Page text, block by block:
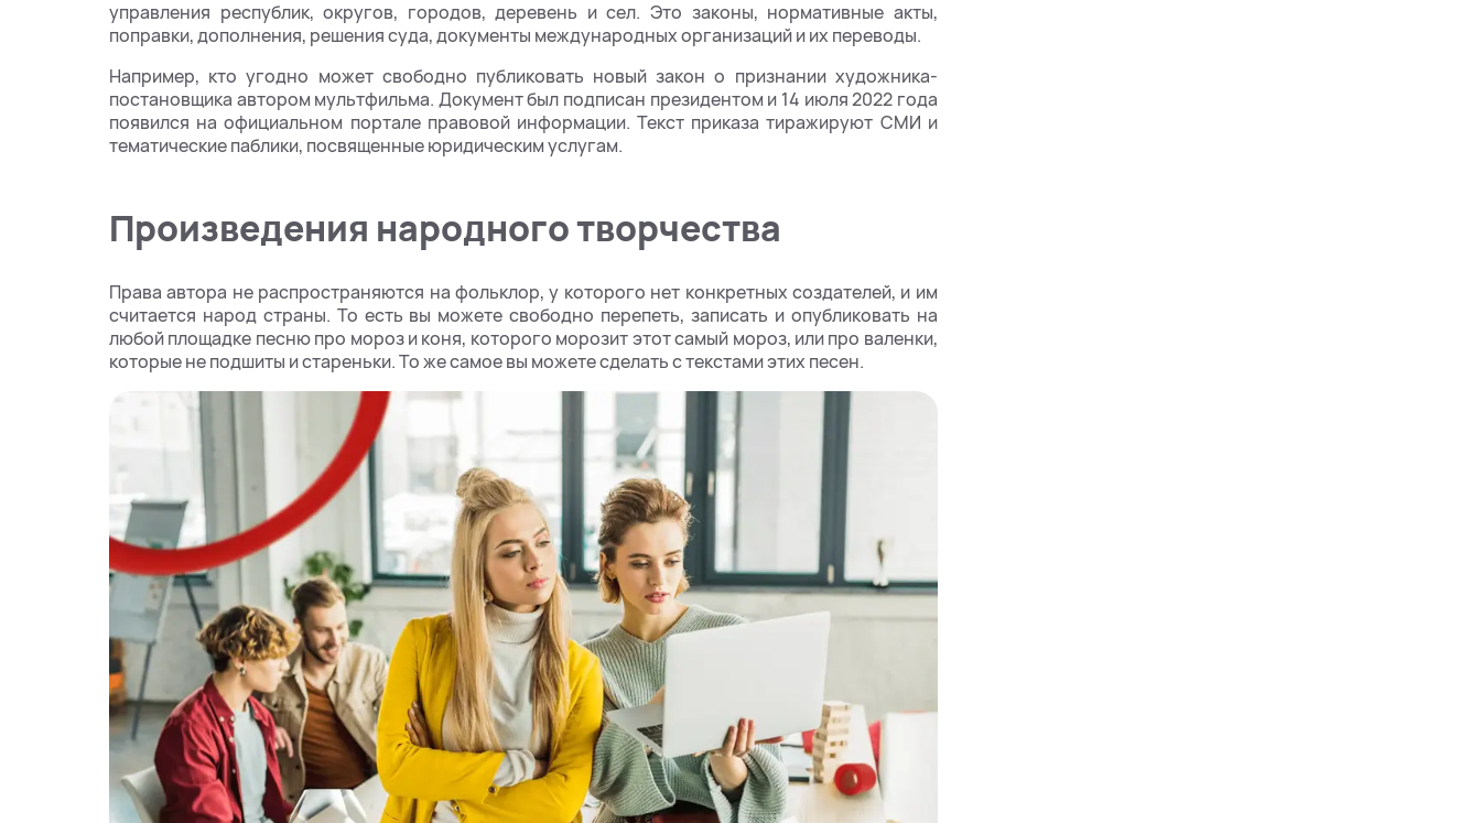
управления республик, округов, городов, деревень и сел. Это законы, нормативные акты,
поправки, дополнения, решения суда, документы международных организаций и их переводы.
Например, кто угодно может свободно публиковать новый закон о признании художника-
постановщика автором мультфильма. Документ был подписан президентом и 14 июля 2022 года
появился на официальном портале правовой информации. Текст приказа тиражируют СМИ и
тематические паблики, посвященные юридическим услугам.
Произведения народного творчества
Права автора не распространяются на фольклор, у которого нет конкретных создателей, и им
считается народ страны. То есть вы можете свободно перепеть, записать и опубликовать на
любой площадке песню про мороз и коня, которого морозит этот самый мороз, или про валенки,
которые не подшиты и стареньки. То же самое вы можете сделать с текстами этих песен.